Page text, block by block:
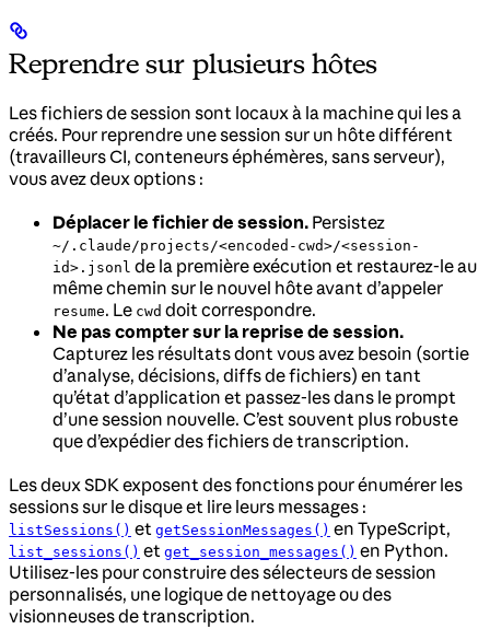
Reprendre sur plusieurs hôtes
Les fichiers de session sont locaux à la machine qui les a
créés. Pour reprendre une session sur un hôte différent
(travailleurs CI, conteneurs éphémères, sans serveur),
vous avez deux options :
Déplacer le fichier de session. Persistez
~/.claude/projects/<encoded-cwd>/<session-
id>.jsonl de la première exécution et restaurez-le au
même chemin sur le nouvel hôte avant d’appeler
resume. Le cwd doit correspondre.
Ne pas compter sur la reprise de session.
Capturez les résultats dont vous avez besoin (sortie
d’analyse, décisions, diffs de fichiers) en tant
qu’état d’application et passez-les dans le prompt
d’une session nouvelle. C’est souvent plus robuste
que d’expédier des fichiers de transcription.
Les deux SDK exposent des fonctions pour énumérer les
sessions sur le disque et lire leurs messages :
listSessions() et getSessionMessages() en TypeScript,
list_sessions() et get_session_messages() en Python.
Utilisez-les pour construire des sélecteurs de session
personnalisés, une logique de nettoyage ou des
visionneuses de transcription.